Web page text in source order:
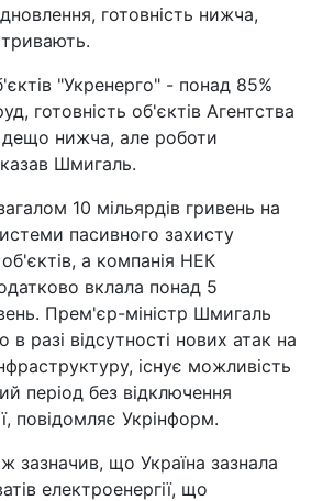
готовність нижча,
"Укренерго" - понад 85%
готовність об'єктів Агентства
дещо нижча, але роботи
Шмигаль.
10 мільярдів гривень на
пасивного захисту
а компанія НЕК
вклала понад 5
Прем'єр-міністр Шмигаль
в разі відсутності нових атак на
існує можливість
період без відключення
повідомляє Укрінформ.
зазначив, що Україна зазнала
електроенергії, що